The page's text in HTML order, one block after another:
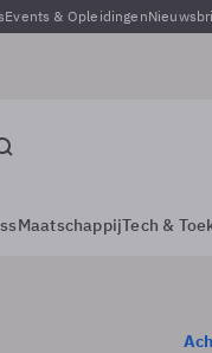
Events & Opleidingen
MaatschappijTech &